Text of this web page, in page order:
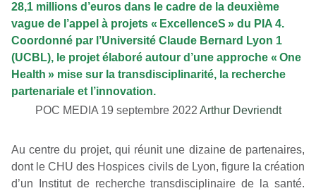
28,1 millions d’euros dans le cadre de la deuxième
vague de l’appel à projets « ExcellenceS » du PIA 4.
Coordonné par l’Université Claude Bernard Lyon 1
(UCBL), le projet élaboré autour d’une approche « One
Health » mise sur la transdisciplinarité, la recherche
partenariale et l’innovation.
POC MEDIA 19 septembre 2022 Arthur Devriendt
Au centre du projet, qui réunit une dizaine de partenaires,
dont le CHU des Hospices civils de Lyon, figure la création
d’un Institut de recherche transdisciplinaire de la santé.